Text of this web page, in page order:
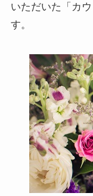
いただいた「カ
す。